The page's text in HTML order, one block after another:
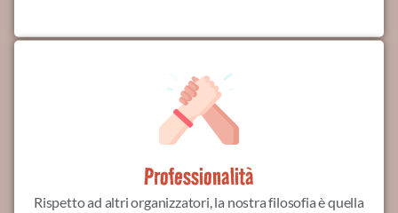
Professionalità
Rispetto ad altri organizzatori, la nostra filosofia è quella